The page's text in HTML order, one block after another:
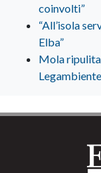
coinvolti”
“All’isola
Elba”
Mola ripulita
Legambiente